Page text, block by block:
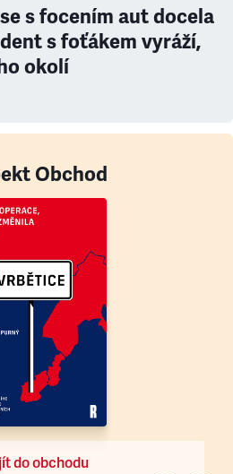
s focením aut docela
s foťákem vyráží,
okolí
Obchod
do obchodu